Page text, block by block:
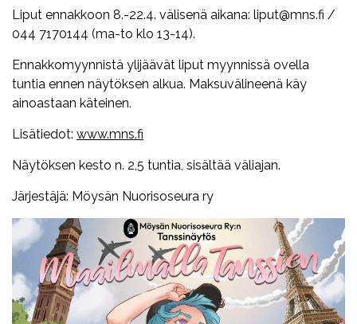
Liput ennakkoon 8.-22.4. välisenä aikana: liput@mns.fi /
044 7170144 (ma-to klo 13-14).
Ennakkomyynnistä ylijäävät liput myynnissä ovella
tuntia ennen näytöksen alkua. Maksuvälineenä käy
ainoastaan käteinen.
Lisätiedot: www.mns.fi
Näytöksen kesto n. 2,5 tuntia, sisältää väliajan.
Järjestäjä: Möysän Nuorisoseura ry